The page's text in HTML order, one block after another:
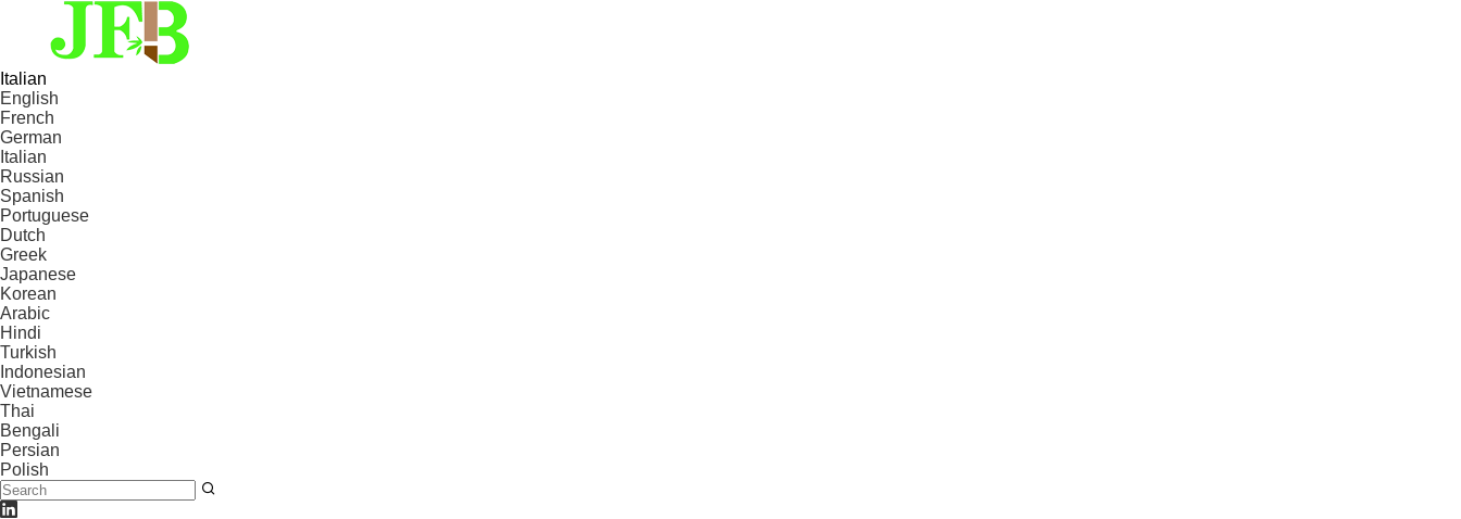
Italian
English
French
German
Italian
Russian
Spanish
Portuguese
Dutch
Greek
Japanese
Korean
Arabic
Hindi
Turkish
Indonesian
Vietnamese
Thai
Bengali
Persian
Polish